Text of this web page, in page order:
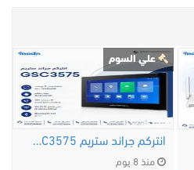
علي السوم
انتركم جراند ستريم GSC3575
منذ 8 يوم